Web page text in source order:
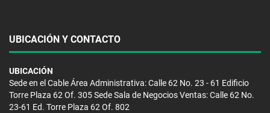
UBICACIÓN Y CONTACTO
UBICACIÓN
Sede en el Cable Área Administrativa: Calle 62 No. 23 - 61 Edificio
Torre Plaza 62 Of. 305 Sede Sala de Negocios Ventas: Calle 62 No.
23-61 Ed. Torre Plaza 62 Of. 802